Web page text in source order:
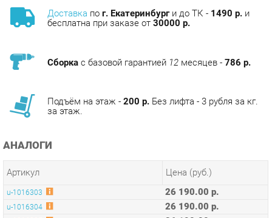
с базовой гарантией месяцев -
Подъём на этаж -200 р.Без лифта - 3 рубля за кг.
АНАЛОГИ
u-1016304 26 190.00 р.
26 190.00 р.
u-1016307 26 190.00 р.